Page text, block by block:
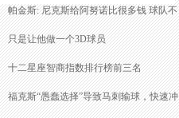
帕金斯: 尼克斯给阿努诺比很多钱 球队不
只是让他做一个3D球员
十二星座智商指数排行榜前三名
福克斯“愚蠢选择”导致马刺输球，快速冲